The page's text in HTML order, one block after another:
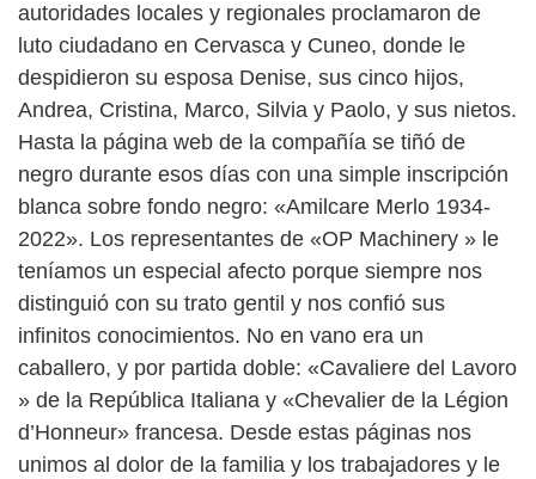
autoridades locales y regionales proclamaron de
luto ciudadano en Cervasca y Cuneo, donde le
despidieron su esposa Denise, sus cinco hijos,
Andrea, Cristina, Marco, Silvia y Paolo, y sus nietos.
Hasta la página web de la compañía se tiñó de
negro durante esos días con una simple inscripción
blanca sobre fondo negro: «Amilcare Merlo 1934-
2022». Los representantes de «OP Machinery » le
teníamos un especial afecto porque siempre nos
distinguió con su trato gentil y nos confió sus
infinitos conocimientos. No en vano era un
caballero, y por partida doble: «Cavaliere del Lavoro
» de la República Italiana y «Chevalier de la Légion
d’Honneur» francesa. Desde estas páginas nos
unimos al dolor de la familia y los trabajadores y le